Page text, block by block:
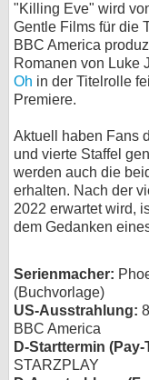
"Killing Eve" wird
Gentle Films für die
BBC America
Romanen von Luke
Oh in der Titelrolle
Premiere.
Aktuell haben Fans
und vierte Staffel
werden auch die
erhalten. Nach der
2022 erwartet wird,
dem Gedanken
Serienmacher:
(Buchvorlage)
US-Ausstrahlung:
BBC America
D-Starttermin (Pay-
STARZPLAY